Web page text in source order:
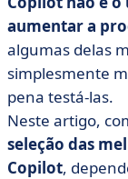
• Como
• E se o
aumentar a
algumas delas
simplesmente
pena testá-las.
Neste artigo,
seleção das
Copilot,